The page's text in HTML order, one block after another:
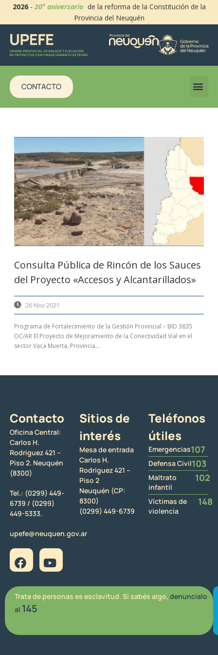
2026-20° aniversario de la reforma de la Constitución de la
Provincia del Neuquén
CONTACTO
Consulta Pública de Rincón de los Sauces
del Proyecto «Accesos y Alcantarillados»
26 Nov 2021
Programa de Fortalecimiento de la Gestión Provincial – BID 3835
OC/AR El Proyecto de Mejoramiento de la Conectividad Vial en el
sector Vaca Muerta, Provincia...
Contacto
Oficina Central:
Carlos H.
Rodriguez 421 –
Piso 2. Neuquén
(8300)
Tel.: (0299) 449-
6739 / (0299)
449-5333.
upefe@neuquen.gov.ar
Sitios de
interés
Mesa de entrada
Carlos H.
Rodriguez 421 –
Piso 2
Neuquén (CP:
8300)
(0299) 449-6739
Teléfonos
útiles
Emergencias107
Defensa Civil103
Maltrato
infantil
102
Víctimas de
violencia
148
Trata de personas es esclavitud. Si sabés algo, denuncialo
al 145